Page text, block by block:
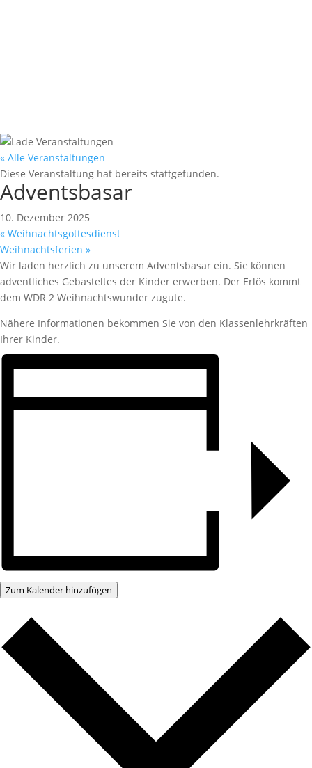
in Essen-
mit
Förderung und
« Alle Veranstaltungen
Diese Veranstaltung hat bereits stattgefunden.
Adventsbasar
10. Dezember 2025
« Weihnachtsgottesdienst
Weihnachtsferien »
Wir laden herzlich zu unserem Adventsbasar ein. Sie können
adventliches Gebasteltes der Kinder erwerben. Der Erlös kommt
dem WDR 2 Weihnachtswunder zugute.
Nähere Informationen bekommen Sie von den Klassenlehrkräften
Ihrer Kinder.
Zum Kalender hinzufügen